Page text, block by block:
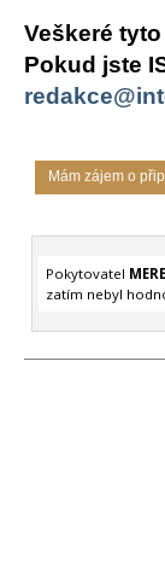
Veškeré
Pokud jste
Mám zájem o
Pokytovatel
zatím nebyl